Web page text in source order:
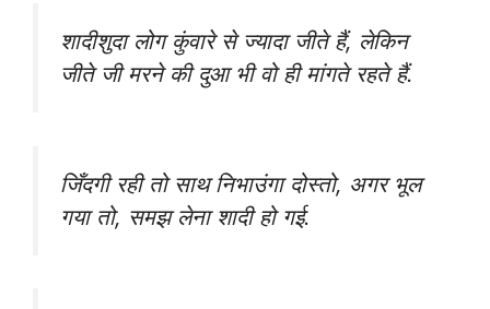
शादीशुदा लोग कुंवारे से ज्यादा जीते हैं, लेकिन
जीते जी मरने की दुआ भी वो ही मांगते रहते हैं.
जिँदगी‬ रही तो साथ ‎निभाउंगा‬ दोस्तो, अगर‬ भूल
गया तो, ‪‎समझ‬ लेना शादी हो गई.